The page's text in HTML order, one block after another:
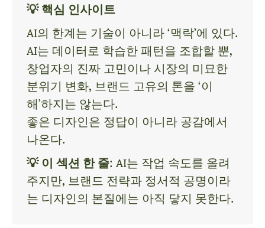
💡 핵심 인사이트
AI의 한계는 기술이 아니라 ‘맥락’에 있다.
AI는 데이터로 학습한 패턴을 조합할 뿐,
창업자의 진짜 고민이나 시장의 미묘한
분위기 변화, 브랜드 고유의 톤을 ‘이
해’하지는 않는다.
좋은 디자인은 정답이 아니라 공감에서
나온다.
💡 이 섹션 한 줄: AI는 작업 속도를 올려
주지만, 브랜드 전략과 정서적 공명이라
는 디자인의 본질에는 아직 닿지 못한다.